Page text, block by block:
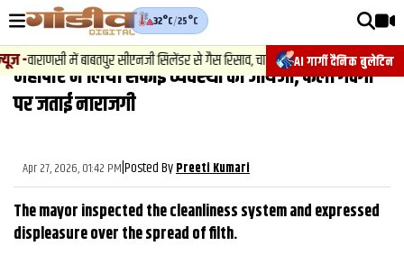
AI गार्गी दैनिक बुलेटिन
32°C/25°C
-वाराणसी में बाबतपुर सीएनजी सिलेंडर से गैस रिसाव, चालक की सूझबूझ से टला बड़ा हादसा.
वीडियोज़
वाराणसी न्यूज़
राजनीति
साहित्य
महापौर ने लिया सफाई व्यवस्था का जायजा, फैली गंदगी
पर जताई नाराजगी
Apr 27, 2026, 01:42 PM|Posted ByPreeti Kumari
The mayor inspected the cleanliness system and expressed
displeasure over the spread of filth.